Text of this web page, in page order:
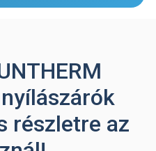
részletre az